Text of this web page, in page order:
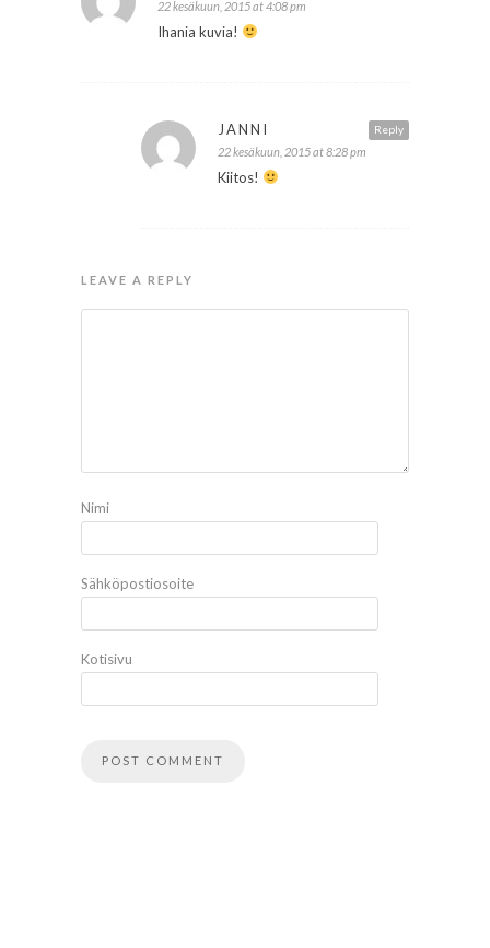
22 kesäkuun, 2015 at 4:08 pm
Ihania kuvia!
Reply
JANNI
22 kesäkuun, 2015 at 8:28 pm
Kiitos!
LEAVE A REPLY
Nimi
Sähköpostiosoite
Kotisivu